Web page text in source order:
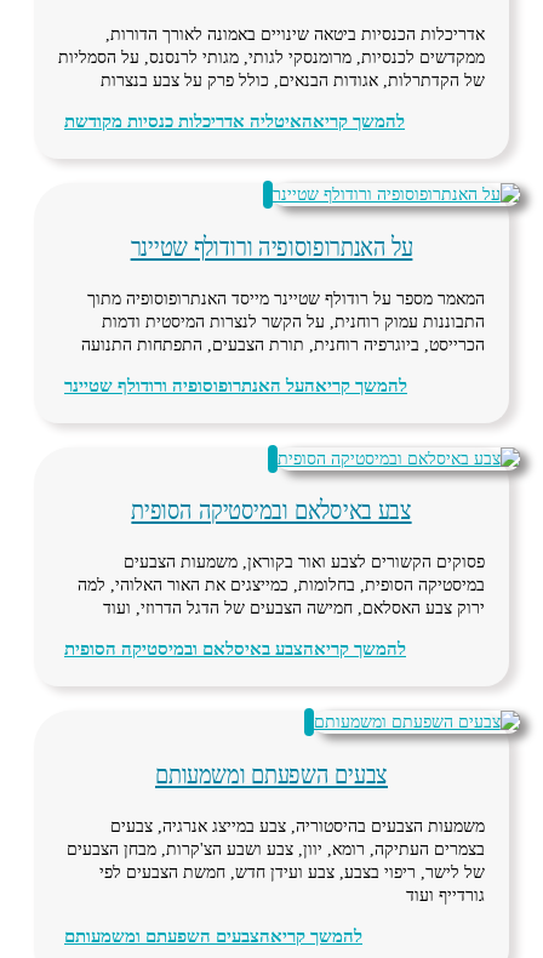
אדריכלות הכנסיות ביטאה שינויים באמונה לאורך הדורות,
ממקדשים לכנסיות, מרומנסקי לגותי, מגותי לרנסנס, על הסמליות
של הקדתרלות, אגודות הבנאים, כולל פרק על צבע בנצרות
להמשך קריאהאיטליה אדריכלות כנסיות מקודשת
על האנתרופוסופיה ורודולף שטיינר
המאמר מספר על רודולף שטיינר מייסד האנתרופוסופיה מתוך
התבוננות עמוק רוחנית, על הקשר לנצרות המיסטית ודמות
הכרייסט, ביוגרפיה רוחנית, תורת הצבעים, התפתחות התנועה
להמשך קריאהעל האנתרופוסופיה ורודולף שטיינר
צבע באיסלאם ובמיסטיקה הסופית
פסוקים הקשורים לצבע ואור בקוראן, משמעות הצבעים
במיסטיקה הסופית, בחלומות, כמייצגים את האור האלוהי, למה
ירוק צבע האסלאם, חמישה הצבעים של הדגל הדרוזי, ועוד
להמשך קריאהצבע באיסלאם ובמיסטיקה הסופית
צבעים השפעתם ומשמעותם
משמעות הצבעים בהיסטוריה, צבע במייצג אנרגיה, צבעים
בצמרים העתיקה, רומא, יוון, צבע ושבע הצ'קרות, מבחן הצבעים
של לישר, ריפוי בצבע, צבע ועידן חדש, חמשת הצבעים לפי
גורדייף ועוד
להמשך קריאהצבעים השפעתם ומשמעותם